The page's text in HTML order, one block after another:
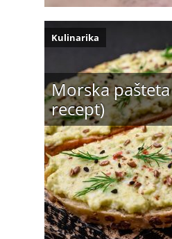
Morska
recept)
Kulinarika